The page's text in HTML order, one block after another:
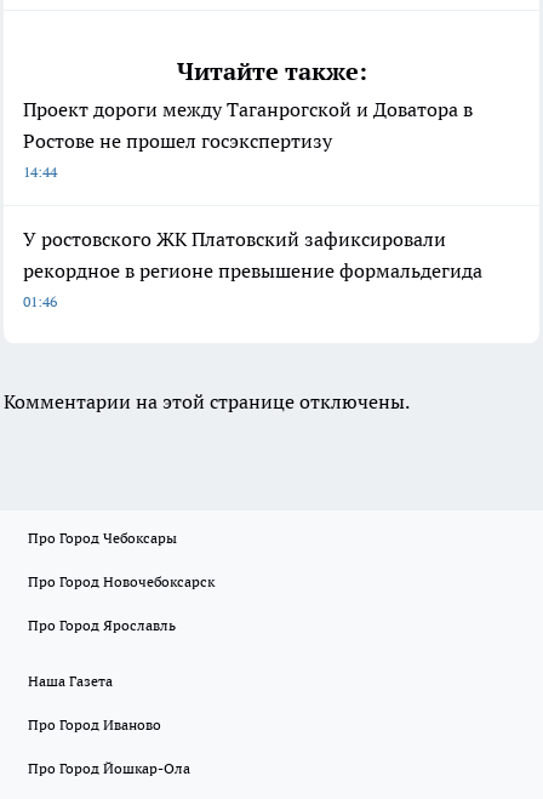
Читайте также:
Проект дороги между Таганрогской и Доватора в
Ростове не прошел госэкспертизу
14:44
У ростовского ЖК Платовский зафиксировали
рекордное в регионе превышение формальдегида
01:46
Комментарии на этой странице отключены.
Про Город Чебоксары
Про Город Новочебоксарск
Про Город Ярославль
Наша Газета
Про Город Иваново
Про Город Йошкар-Ола